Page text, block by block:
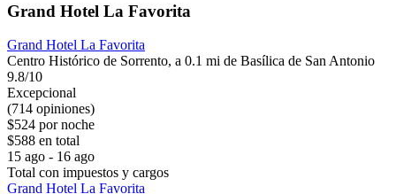
Grand Hotel La Favorita
Grand Hotel La Favorita
Centro Histórico de Sorrento, a 0.1 mi de Basílica de San Antonio
9.8/10
Excepcional
(714 opiniones)
$524 por noche
$588 en total
15 ago - 16 ago
Total con impuestos y cargos
Grand Hotel La Favorita